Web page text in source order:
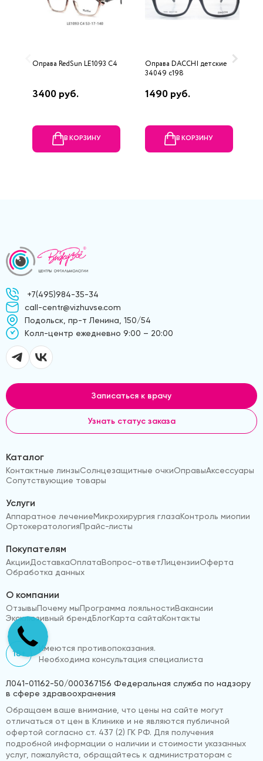
Оправа RedSun LE1093 C4
3400 руб.
В КОРЗИНУ
Оправа DACCHI детские
34049 c198
1490 руб.
В КОРЗИНУ
+7(495)984-35-34
call-centr@vizhuvse.com
Подольск, пр-т Ленина, 150/54
Kолл-центр ежедневно 9:00 – 20:00
Записаться к врачу
Узнать статус заказа
Каталог
Контактные линзыСолнцезащитные очкиОправыАксессуары
Сопутствующие товары
Услуги
Аппаратное лечениеМикрохирургия глазаКонтроль миопии
ОртокератологияПрайс-листы
Покупателям
АкцииДоставкаОплатаВопрос-ответЛицензииОферта
Обработка данных
О компании
ОтзывыПочему мыПрограмма лояльностиВакансии
Эксклюзивный брендБлогКарта сайтаКонтакты
18+
Имеются противопоказания.
Необходима консультация специалиста
Л041-01162-50/000367156 Федеральная служба по надзору
в сфере здравоохранения
Обращаем ваше внимание, что цены на сайте могут
отличаться от цен в Клинике и не являются публичной
офертой согласно ст. 437 (2) ГК РФ. Для получения
подробной информации о наличии и стоимости указанных
услуг, пожалуйста, обращайтесь к администраторам с